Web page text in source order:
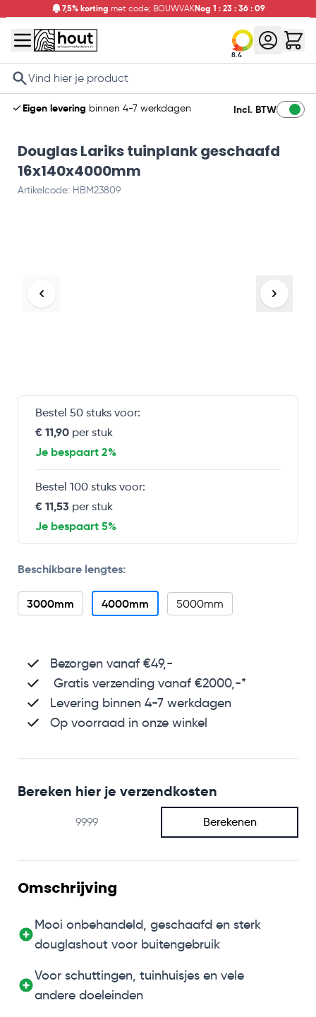
7,5% korting met code; BOUWVAKNog 1 : 23 : 36 : 09
8.4
Search
Eigen levering binnen 4-7 werkdagen Incl. BTW
Douglas Lariks tuinplank geschaafd
16x140x4000mm
Artikelcode: HBM23809
Bestel 50 stuks voor:
€ 11,90 per stuk
Je bespaart 2%
Bestel 100 stuks voor:
€ 11,53 per stuk
Je bespaart 5%
Beschikbare lengtes:
3000mm 4000mm 5000mm
Bezorgen vanaf €49,-
Gratis verzending vanaf €2000,-*
Levering binnen 4-7 werkdagen
Op voorraad in onze winkel
Bereken hier je verzendkosten
Berekenen
Omschrijving
Mooi onbehandeld, geschaafd en sterk
douglashout voor buitengebruik
Voor schuttingen, tuinhuisjes en vele
andere doeleinden